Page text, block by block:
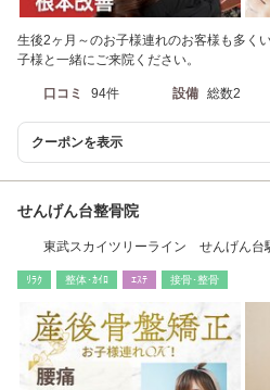
生後2ヶ月～のお子様連れのお客様も多く
子様と一緒にご来院ください。
口コミ 94件 設備 総数2
クーポンを表示
せんげん台整骨院
東武スカイツリーライン せんげん
ﾘﾗｸ 整体･ｶｲﾛ ｴｽﾃ 接骨･整骨